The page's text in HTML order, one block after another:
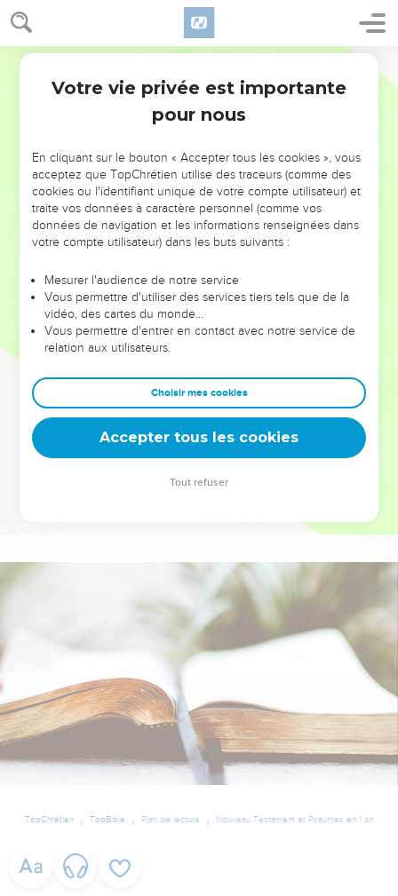
NE MANQUEZ PAS L’ÉVÉNEMENT
DE L’ANNÉE !
ET SI LEURS ERREURS POUVAIENT VOUS ÉVITER LES
VOTRES ?
leur foi ou leur vision. Mais on voit moins les doutes, les erreurs
et les saisons difficiles qu'ils ont traversés, alors même que ce
sont elles qui les ont façonnés.
Dans cette conférence, leaders, entrepreneurs, et responsables
clés pour avancer avec plus de sagesse afin que leurs erreurs
deviennent vos tremplins. Que vous guidiez un ministère, une
équipe, un groupe ou une famille, leur expérience est faite
TopChrétien TopBible Plan de lecture Nouveau Testament et Psaumes en 1 an
Votre vie privée est importante
pour nous
En cliquant sur le bouton « Accepter tous les cookies », vous
acceptez que TopChrétien utilise des traceurs (comme des
cookies ou l'identifiant unique de votre compte utilisateur) et
traite vos données à caractère personnel (comme vos
données de navigation et les informations renseignées dans
votre compte utilisateur) dans les buts suivants :
Mesurer l'audience de notre service
Vous permettre d'utiliser des services tiers tels que de la
vidéo, des cartes du monde…
Vous permettre d'entrer en contact avec notre service de
relation aux utilisateurs.
Choisir mes cookies
Accepter tous les cookies
Tout refuser